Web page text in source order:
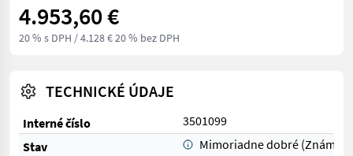
4.953,60 €
20 % s DPH / 4.128 € 20 % bez DPH
TECHNICKÉ ÚDAJE
Interné číslo
3501099
Stav
Mimoriadne dobré (Známka